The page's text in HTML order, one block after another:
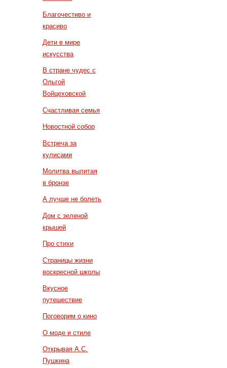
Благочестиво и
красиво
Дети в мире
искусства
В стране чудес с
Ольгой
Войцеховской
Счастливая семья
Новостной собор
Встреча за
кулисами
Молитва вылитая
в бронзе
А лучше не болеть
Дом с зеленой
крышей
Про стихи
Страницы жизни
воскресной школы
Вкусное
путешествие
Поговорим о кино
О моде и стиле
Открывая А.С.
Пушкина